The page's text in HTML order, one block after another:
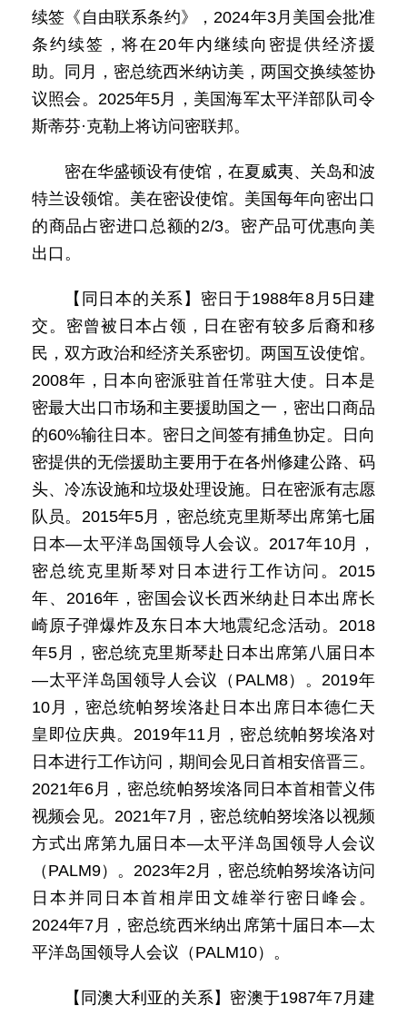
续签《自由联系条约》，2024年3月美国会批准
条约续签，将在20年内继续向密提供经济援
助。同月，密总统西米纳访美，两国交换续签协
议照会。2025年5月，美国海军太平洋部队司令
斯蒂芬·克勒上将访问密联邦。
密在华盛顿设有使馆，在夏威夷、关岛和波
特兰设领馆。美在密设使馆。美国每年向密出口
的商品占密进口总额的2/3。密产品可优惠向美
出口。
【同日本的关系】密日于1988年8月5日建
交。密曾被日本占领，日在密有较多后裔和移
民，双方政治和经济关系密切。两国互设使馆。
2008年，日本向密派驻首任常驻大使。日本是
密最大出口市场和主要援助国之一，密出口商品
的60%输往日本。密日之间签有捕鱼协定。日向
密提供的无偿援助主要用于在各州修建公路、码
头、冷冻设施和垃圾处理设施。日在密派有志愿
队员。2015年5月，密总统克里斯琴出席第七届
日本—太平洋岛国领导人会议。2017年10月，
密总统克里斯琴对日本进行工作访问。2015
年、2016年，密国会议长西米纳赴日本出席长
崎原子弹爆炸及东日本大地震纪念活动。2018
年5月，密总统克里斯琴赴日本出席第八届日本
—太平洋岛国领导人会议（PALM8）。2019年
10月，密总统帕努埃洛赴日本出席日本德仁天
皇即位庆典。2019年11月，密总统帕努埃洛对
日本进行工作访问，期间会见日首相安倍晋三。
2021年6月，密总统帕努埃洛同日本首相菅义伟
视频会见。2021年7月，密总统帕努埃洛以视频
方式出席第九届日本—太平洋岛国领导人会议
（PALM9）。2023年2月，密总统帕努埃洛访问
日本并同日本首相岸田文雄举行密日峰会。
2024年7月，密总统西米纳出席第十届日本—太
平洋岛国领导人会议（PALM10）。
【同澳大利亚的关系】密澳于1987年7月建